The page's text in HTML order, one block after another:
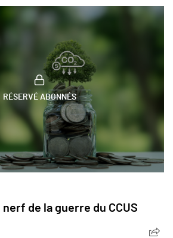
RÉSERVÉ ABONNÉS
de la guerre du CCUS